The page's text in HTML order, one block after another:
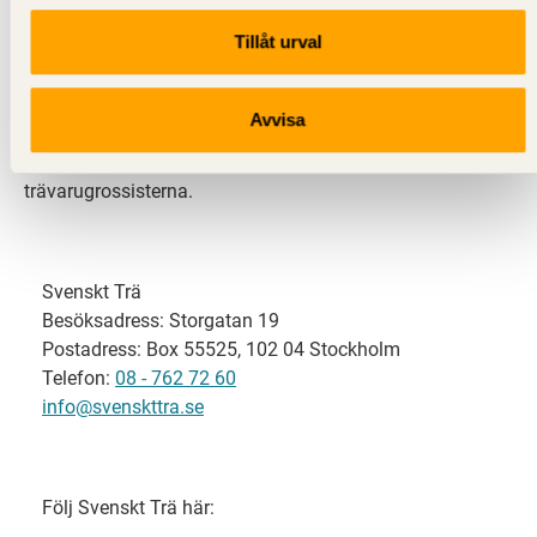
Tillåt urval
Avvisa
Svenskt Trä representerar svensk sågverksindustri
och är en del av branschorganisationen
svensk limträ-, KL-trä- och förpackningsindustri samt
trävarugrossisterna.
Svenskt Trä
Besöksadress: Storgatan 19
Postadress: Box 55525, 102 04 Stockholm
Telefon: 08 - 762 72 60
info@svenskttra.se
Följ Svenskt Trä här: